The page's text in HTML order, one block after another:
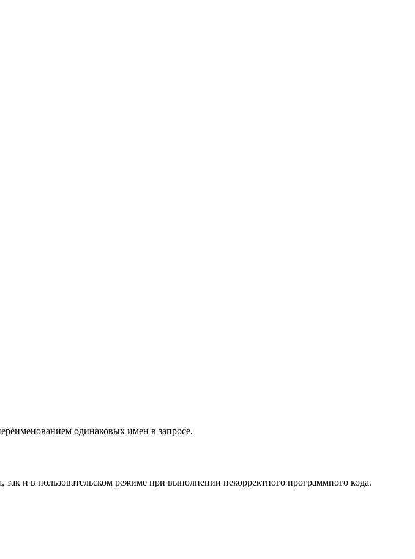
одинаковых имен в запросе.
и в пользовательском режиме при выполнении некорректного программного кода.